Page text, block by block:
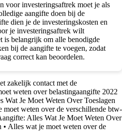
voor investeringsaftrek moet je als
aangifte doen bij de
dien je de investeringskosten en
je investeringsaftrek wilt
is belangrijk om alle benodigde
bij de aangifte te voegen, zodat
correct kan beoordelen.
zakelijk contact met de
weten over belastingaangifte 2022
Wat Je Moet Weten Over Toeslagen
moet weten over de verschillende btw-
Alles Wat Je Moet Weten Over
• Alles wat je moet weten over de